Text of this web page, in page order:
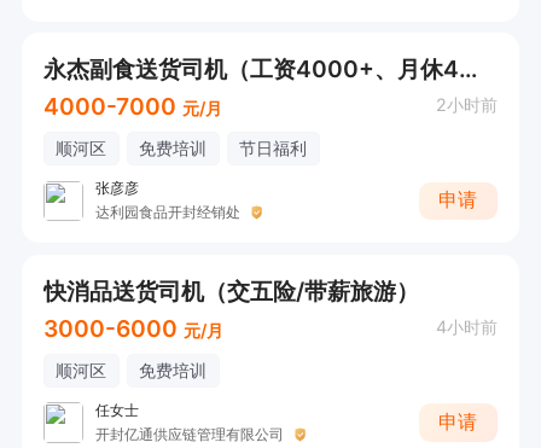
永杰副食送货司机（工资4000+、月休4天、活轻松）
4000-7000 元/月 2小时前
顺河区 免费培训 节日福利
张彦彦
达利园食品开封经销处
申请
快消品送货司机（交五险/带薪旅游）
3000-6000 元/月 4小时前
顺河区 免费培训
任女士
开封亿通供应链管理有限公司
申请